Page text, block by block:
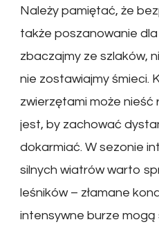
Należy pamiętać, że
także poszanowanie
zbaczajmy ze szlaków,
nie zostawiajmy śmieci.
zwierzętami może
jest, by zachować
dokarmiać. W sezonie
silnych wiatrów warto
leśników – złamane
intensywne burze